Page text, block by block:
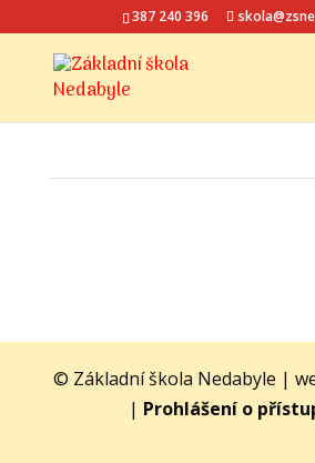
387 240 396
© Základní škola Nedabyle |
| Prohlášení o